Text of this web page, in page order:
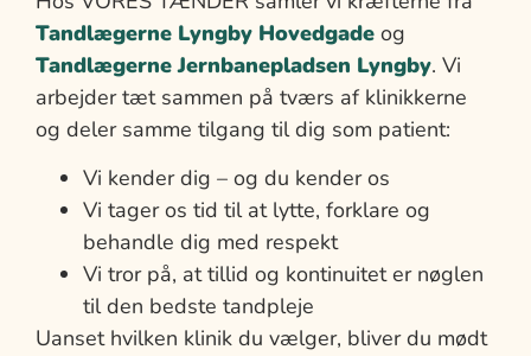
Tandlægerne Lyngby Hovedgade og
Tandlægerne Jernbanepladsen Lyngby. Vi
arbejder tæt sammen på tværs af klinikkerne
og deler samme tilgang til dig som patient:
Vi kender dig – og du kender os
Vi tager os tid til at lytte, forklare og
behandle dig med respekt
Vi tror på, at tillid og kontinuitet er nøglen
til den bedste tandpleje
Uanset hvilken klinik du vælger, bliver du mødt